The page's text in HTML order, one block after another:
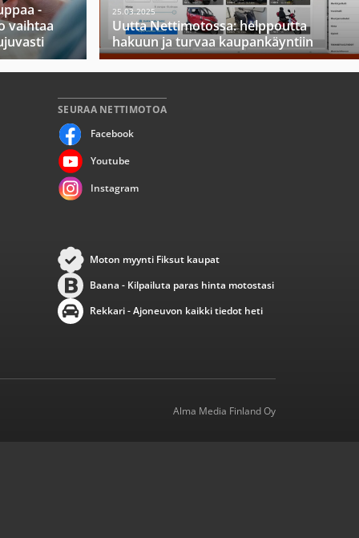
-
vaihtaa
25.03.2025
Uutta Nettimotossa: helppoutta
hakuun ja turvaa kaupankäyntiin
SEURAA NETTIMOTOA
Facebook
Youtube
Instagram
Moton myynti Fiksut kaupat
Baana - Kilpailuta paras hinta motostasi
Rekkari - Ajoneuvon kaikki tiedot heti
Alma Media Finland Oy